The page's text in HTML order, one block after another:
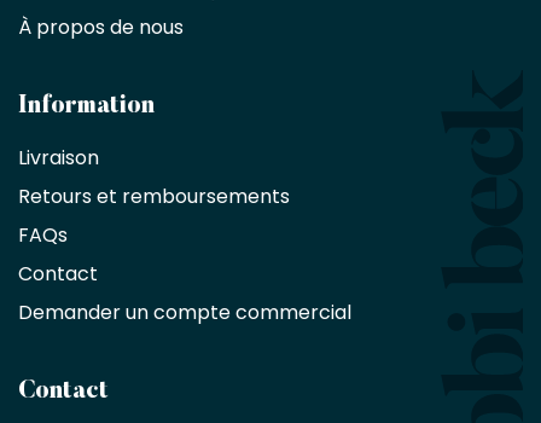
designers
architectes
d'une
exclusive
de
%
sur
sans
À propos de nous
Information
Livraison
Retours et remboursements
FAQs
Contact
Demander un compte commercial
Contact